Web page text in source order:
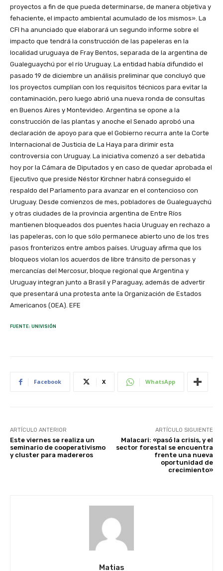
proyectos a fin de que pueda determinarse, de manera objetiva y
fehaciente, el impacto ambiental acumulado de los mismos». La
CFI ha anunciado que elaborará un segundo informe sobre el
impacto que tendrá la construcción de las papeleras en la
localidad uruguaya de Fray Bentos, separada de la argentina de
Gualeguaychú por el río Uruguay. La entidad había difundido el
pasado 19 de diciembre un análisis preliminar que concluyó que
los proyectos cumplían con los requisitos técnicos para evitar la
contaminación, pero luego abrió una nueva ronda de consultas
en Buenos Aires y Montevideo. Argentina se opone a la
construcción de las plantas y anoche el Senado aprobó una
declaración de apoyo para que el Gobierno recurra ante la Corte
Internacional de Justicia de La Haya para dirimir esta
controversia con Uruguay. La iniciativa comenzó a ser debatida
hoy por la Cámara de Diputados y en caso de quedar aprobada el
Ejecutivo que preside Néstor Kirchner habrá conseguido el
respaldo del Parlamento para avanzar en el contencioso con
Uruguay. Desde comienzos de mes, pobladores de Gualeguaychú
y otras ciudades de la provincia argentina de Entre Ríos
mantienen bloqueados dos puentes hacia Uruguay en rechazo a
las papeleras, con lo que sólo permanece abierto uno de los tres
pasos fronterizos entre ambos países. Uruguay afirma que los
bloqueos violan los acuerdos de libre tránsito de personas y
mercancías del Mercosur, bloque regional que Argentina y
Uruguay integran junto a Brasil y Paraguay, además de advertir
que presentará una protesta ante la Organización de Estados
Americanos (OEA). EFE
FUENTE: UNIVISIÓN
Facebook X WhatsApp
ARTÍCULO ANTERIOR
Este viernes se realiza un
seminario de cooperativismo
y cluster para madereros
ARTÍCULO SIGUIENTE
Malacari: «pasó la crisis, y el
sector forestal se encuentra
frente una nueva
oportunidad de
crecimiento»
Matias